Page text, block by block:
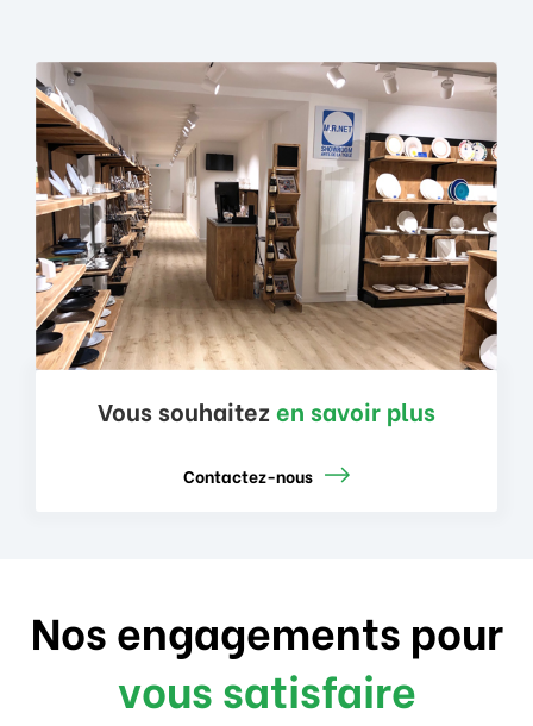
Vous souhaitez en savoir plus
Contactez-nous
Nos engagements pour
vous satisfaire